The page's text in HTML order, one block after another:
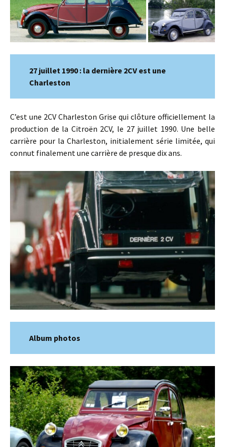
27 juillet 1990 : la dernière 2CV est une
Charleston
C’est une 2CV Charleston Grise qui clôture officiellement la
production de la Citroën 2CV, le 27 juillet 1990. Une belle
carrière pour la Charleston, initialement série limitée, qui
connut finalement une carrière de presque dix ans.
Album photos